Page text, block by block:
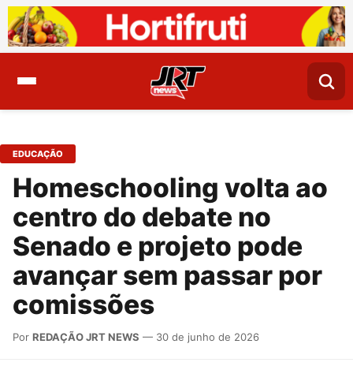
EDUCAÇÃO
Homeschooling volta ao
centro do debate no
Senado e projeto pode
avançar sem passar por
comissões
Por REDAÇÃO JRT NEWS — 30 de junho de 2026